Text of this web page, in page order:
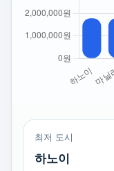
최저 도시
하노이